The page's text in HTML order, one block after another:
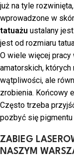
już na tyle
wprowadzone w
tatuażu ustalany
jest od rozmiaru
O wiele więcej pracy
amatorskich,
wątpliwości, ale
zrobienia. Końcowy
Często trzeba
pozbyć się pigmentu
ZABIEG
NASZYM